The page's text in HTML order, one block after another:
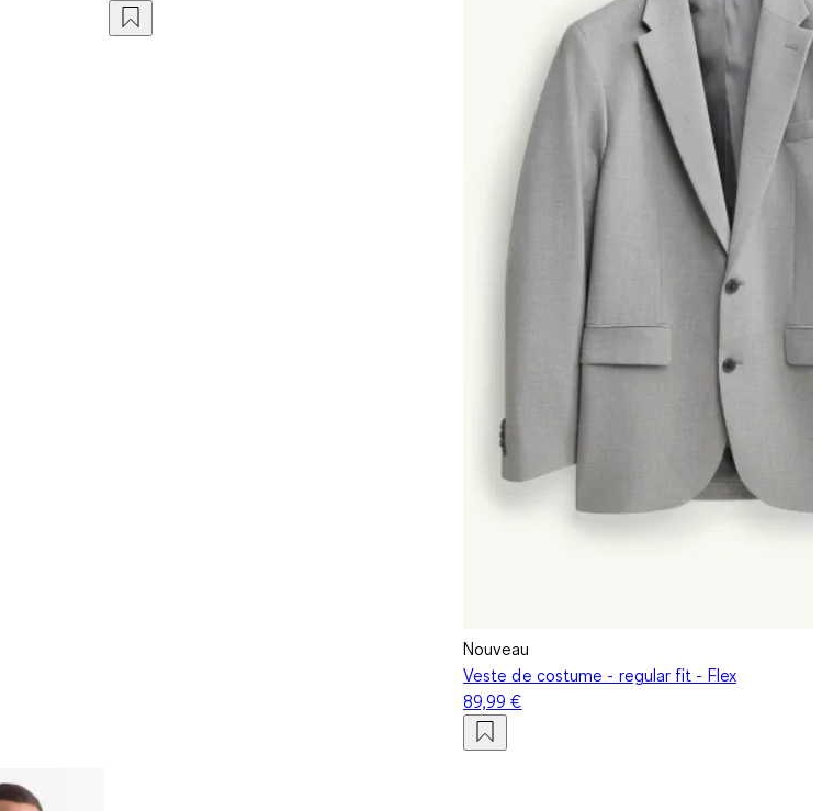
Nouveau
Veste de costume - regular fit - Flex
89,99 €